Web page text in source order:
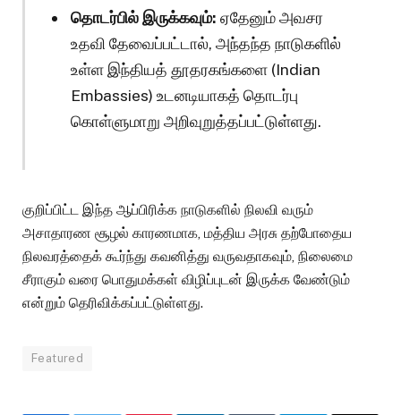
தொடர்பில் இருக்கவும்: ஏதேனும் அவசர
உதவி தேவைப்பட்டால், அந்தந்த நாடுகளில்
உள்ள இந்தியத் தூதரகங்களை (Indian
Embassies) உடனடியாகத் தொடர்பு
கொள்ளுமாறு அறிவுறுத்தப்பட்டுள்ளது.
குறிப்பிட்ட இந்த ஆப்பிரிக்க நாடுகளில் நிலவி வரும்
அசாதாரண சூழல் காரணமாக, மத்திய அரசு தற்போதைய
நிலவரத்தைக் கூர்ந்து கவனித்து வருவதாகவும், நிலைமை
சீராகும் வரை பொதுமக்கள் விழிப்புடன் இருக்க வேண்டும்
என்றும் தெரிவிக்கப்பட்டுள்ளது.
Featured